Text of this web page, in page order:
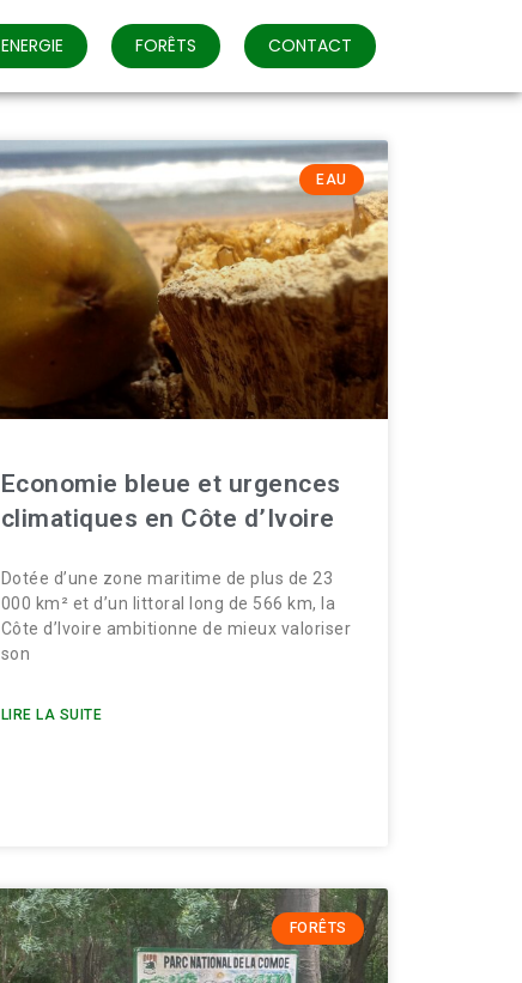
ENERGIE FORÊTS CONTACT
EAU
Economie bleue et urgences
climatiques en Côte d’Ivoire
Dotée d’une zone maritime de plus de 23
000 km² et d’un littoral long de 566 km, la
Côte d’Ivoire ambitionne de mieux valoriser
son
LIRE LA SUITE
FORÊTS